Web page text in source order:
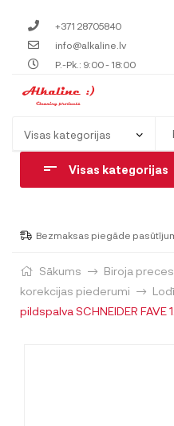
+371 28705840
info@alkaline.lv
P.-Pk.: 9:00 - 18:00
Visas kategorijas
Bezmaksas piegāde
Sākums Biroja preces
korekcijas piederumi
pildspalva SCHNEIDER FAVE